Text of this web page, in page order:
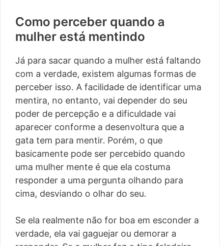
Como perceber quando a
mulher está mentindo
Já para sacar quando a mulher está faltando
com a verdade, existem algumas formas de
perceber isso. A facilidade de identificar uma
mentira, no entanto, vai depender do seu
poder de percepção e a dificuldade vai
aparecer conforme a desenvoltura que a
gata tem para mentir. Porém, o que
basicamente pode ser percebido quando
uma mulher mente é que ela costuma
responder a uma pergunta olhando para
cima, desviando o olhar do seu.
Se ela realmente não for boa em esconder a
verdade, ela vai gaguejar ou demorar a